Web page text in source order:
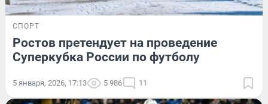
СПОРТ
Ростов претендует на проведение
Суперкубка России по футболу
5 января, 2026, 17:13 5 986 11